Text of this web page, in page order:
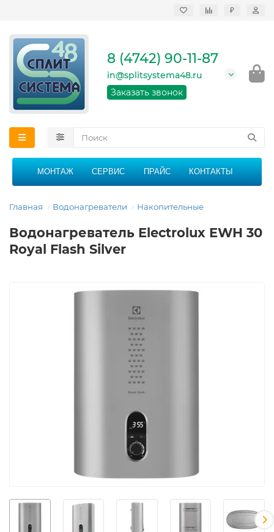
₽
кондиционеров в
области
График работы: 9:00 -
21:00 без перерыва и
8 (4742) 90-11-87
in@splitsystema48.ru
Заказать звонок
МОНТАЖ СЕРВИС ПРАЙС КОНТАКТЫ
Главная Водонагреватели Накопительные
Водонагреватель Electrolux EWH 30
Royal Flash Silver